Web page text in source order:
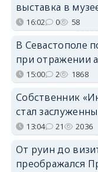
выставка в
16:02 0 58
В Севастополе
при отражении
15:00 2 1868
Собственник
стал
13:04 21 2036
От руин до
преображался